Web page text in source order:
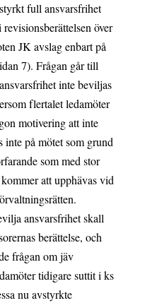
full ansvarsfrihet
över
JK avslag enbart på
7). Frågan går till
inte beviljas
flertalet ledamöter
motivering att inte
inte på mötet som grund
som med stor
att upphävas vid
ansvarsfrihet skall
berättelse, och
frågan om jäv
tidigare suttit i ks
nu avstyrkte